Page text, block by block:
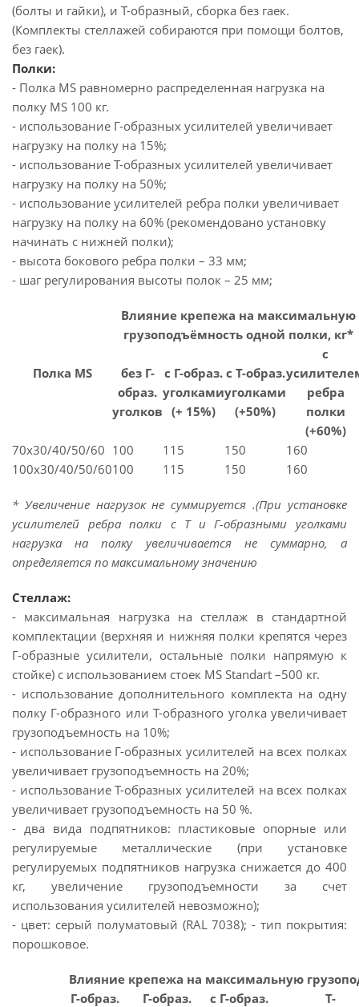
(болты и гайки), и Т-образный, сборка без гаек.
(Комплекты стеллажей собираются при помощи болтов,
без гаек).
Полки:
- Полка MS равномерно распределенная нагрузка на
полку MS 100 кг.
- использование Г-образных усилителей увеличивает
нагрузку на полку на 15%;
- использование Т-образных усилителей увеличивает
нагрузку на полку на 50%;
- использование усилителей ребра полки увеличивает
нагрузку на полку на 60% (рекомендовано установку
начинать с нижней полки);
- высота бокового ребра полки – 33 мм;
- шаг регулирования высоты полок – 25 мм;
Полка MS
Влияние крепежа на максимальную
грузоподъёмность одной полки, кг*
без Г-
образ.
уголков
с Г-образ.
уголками
(+ 15%)
с Т-образ.
уголками
(+50%)
с
ребра
полки
(+60%)
70х30/40/50/60 100 115 150
160
100х30/40/50/60100 115 150 160
* Увеличение нагрузок не суммируется .(При установке
усилителей ребра полки с Т и Г-образными уголками
нагрузка на полку увеличивается не суммарно, а
определяется по максимальному значению
Стеллаж:
- максимальная нагрузка на стеллаж в стандартной
комплектации (верхняя и нижняя полки крепятся через
Г-образные усилители, остальные полки напрямую к
стойке) с использованием стоек MS Standart –500 кг.
- использование дополнительного комплекта на одну
полку Г-образного или Т-образного уголка увеличивает
грузоподъемность на 10%;
- использование Г-образных усилителей на всех полках
увеличивает грузоподъемность на 20%;
- использование Т-образных усилителей на всех полках
увеличивает грузоподъемность на 50 %.
- два вида подпятников: пластиковые опорные или
регулируемые металлические (при установке
регулируемых подпятников нагрузка снижается до 400
кг, увеличение грузоподъемности за счет
использования усилителей невозможно);
- цвет: серый полуматовый (RAL 7038); - тип покрытия:
порошковое.
Влияние крепежа на максимальную
Г-образ.
Г-образ.
с Г-образ.
Т-